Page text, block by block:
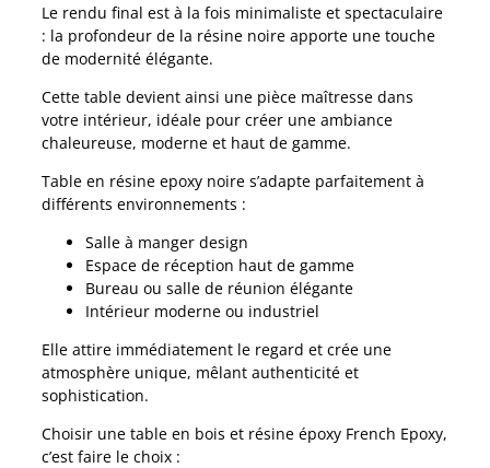
Le rendu final est à la fois minimaliste et spectaculaire
: la profondeur de la résine noire apporte une touche
de modernité élégante.
Cette table devient ainsi une pièce maîtresse dans
votre intérieur, idéale pour créer une ambiance
chaleureuse, moderne et haut de gamme.
Table en résine epoxy noire s’adapte parfaitement à
différents environnements :
Salle à manger design
Espace de réception haut de gamme
Bureau ou salle de réunion élégante
Intérieur moderne ou industriel
Elle attire immédiatement le regard et crée une
atmosphère unique, mêlant authenticité et
sophistication.
Choisir une table en bois et résine époxy French Epoxy,
c’est faire le choix :